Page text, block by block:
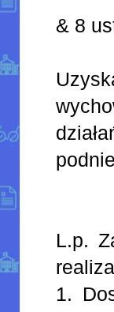
& 8
L.p.
1.